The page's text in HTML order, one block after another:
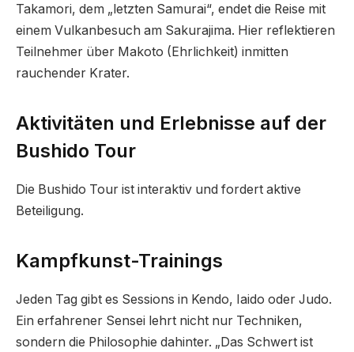
Takamori, dem „letzten Samurai“, endet die Reise mit
einem Vulkanbesuch am Sakurajima. Hier reflektieren
Teilnehmer über Makoto (Ehrlichkeit) inmitten
rauchender Krater.
Aktivitäten und Erlebnisse auf der
Bushido Tour
Die Bushido Tour ist interaktiv und fordert aktive
Beteiligung.
Kampfkunst-Trainings
Jeden Tag gibt es Sessions in Kendo, Iaido oder Judo.
Ein erfahrener Sensei lehrt nicht nur Techniken,
sondern die Philosophie dahinter. „Das Schwert ist